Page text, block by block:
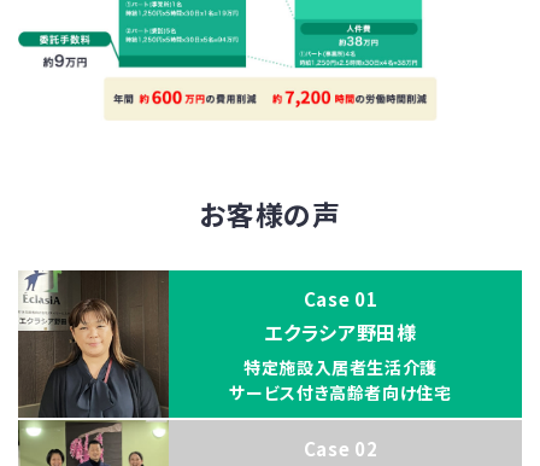
お客様の声
Case 01
エクラシア野田様
特定施設入居者生活介護
サービス付き高齢者向け住宅
Case 02